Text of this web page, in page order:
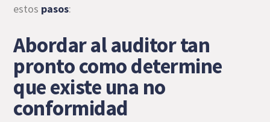
estos pasos:
Abordar al auditor tan
pronto como determine
que existe una no
conformidad